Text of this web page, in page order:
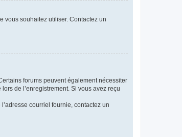
vous souhaitez utiliser. Contactez un
forums peuvent également nécessiter
de l’enregistrement. Si vous avez reçu
courriel fournie, contactez un